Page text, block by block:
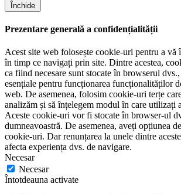
Închide
Prezentare generală a confidențialității
Acest site web folosește cookie-uri pentru a vă
în timp ce navigați prin site. Dintre acestea,
ca fiind necesare sunt stocate în browserul
esențiale pentru funcționarea funcționalităților
web. De asemenea, folosim cookie-uri terțe
analizăm și să înțelegem modul în care utilizați
Aceste cookie-uri vor fi stocate în browser-ul
dumneavoastră. De asemenea, aveți opțiunea
cookie-uri. Dar renunțarea la unele dintre
afecta experiența dvs. de navigare.
Necesar
Necesar
Întotdeauna activate